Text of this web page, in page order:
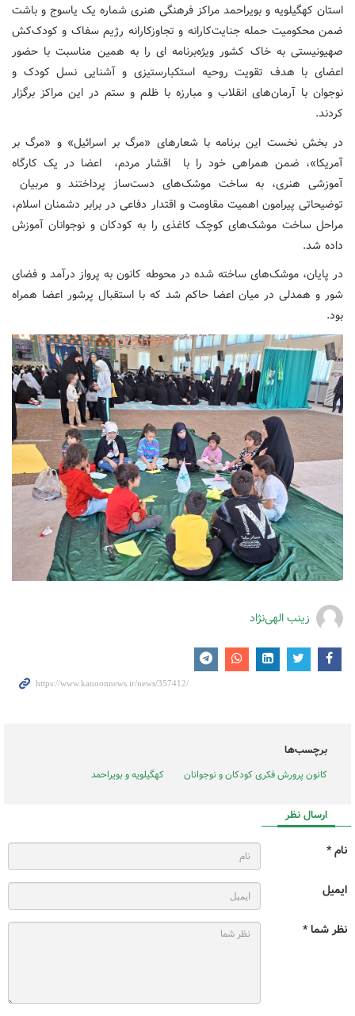
استان کهگیلویه و بویراحمد مراکز فرهنگی هنری شماره یک یاسوج و باشت
ضمن محکومیت حمله جنایت‌کارانه و تجاوزکارانه رژیم سفاک و کودک‌کش
صهیونیستی به خاک کشور ویژه‌برنامه‌ ای را به همین مناسبت با حضور
اعضای با هدف تقویت روحیه استکبارستیزی و آشنایی نسل کودک و
نوجوان با آرمان‌های انقلاب و مبارزه با ظلم و ستم در این مراکز برگزار
کردند.
در بخش نخست این برنامه با شعارهای «مرگ بر اسرائیل» و «مرگ بر
آمریکا»، ضمن همراهی خود را با اقشار مردم، اعضا در یک کارگاه
آموزشی هنری، به ساخت موشک‌های دست‌ساز پرداختند و مربیان
توضیحاتی پیرامون اهمیت مقاومت و اقتدار دفاعی در برابر دشمنان اسلام،
مراحل ساخت موشک‌های کوچک کاغذی را به کودکان و نوجوانان آموزش
داده شد.
در پایان، موشک‌های ساخته شده در محوطه کانون به پرواز درآمد و فضای
شور و همدلی در میان اعضا حاکم شد که با استقبال پرشور اعضا همراه
بود.
زینب الهی‌نژاد
برچسب‌ها
کانون پرورش فکری کودکان و نوجوانان کهگیلویه و بویراحمد
ارسال نظر
نام *
ایمیل
نظر شما *